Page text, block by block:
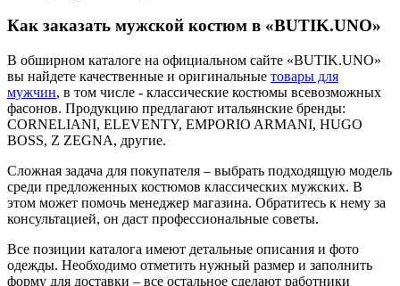
Как заказать мужской костюм в «BUTIK.UNO»
В обширном каталоге на официальном сайте «BUTIK.UNO»
вы найдете качественные и оригинальные товары для
мужчин, в том числе - классические костюмы всевозможных
фасонов. Продукцию предлагают итальянские бренды:
CORNELIANI, ELEVENTY, EMPORIO ARMANI, HUGO
BOSS, Z ZEGNA, другие.
Сложная задача для покупателя – выбрать подходящую модель
среди предложенных костюмов классических мужских. В
этом может помочь менеджер магазина. Обратитесь к нему за
консультацией, он даст профессиональные советы.
Все позиции каталога имеют детальные описания и фото
одежды. Необходимо отметить нужный размер и заполнить
форму для доставки – все остальное сделают работники